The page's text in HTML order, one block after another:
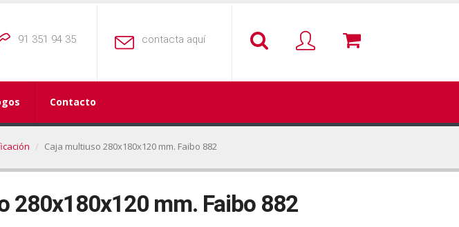
91 351 94 35 contacta aquí
Contacto
Caja multiuso 280x180x120 mm. Faibo 882
280x180x120 mm. Faibo 882